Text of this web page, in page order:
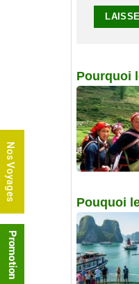
Pourquoi
Pouquoi
Nos Voyages